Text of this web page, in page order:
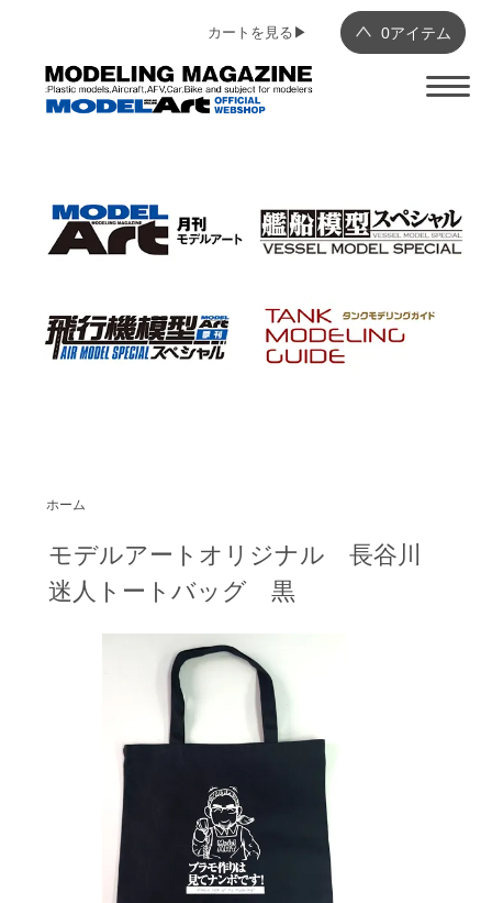
0アイテム
カートを見る▶︎
ホーム
モデルアートオリジナル 長谷川
迷人トートバッグ 黒